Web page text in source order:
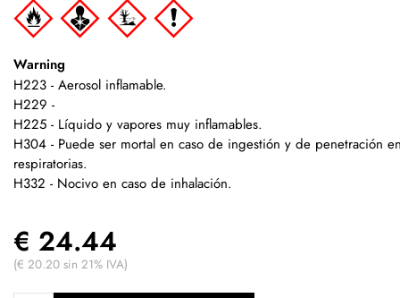
Warning
H223 - Aerosol inflamable.
H229 -
H225 - Líquido y vapores muy inflamables.
H304 - Puede ser mortal en caso de ingestión y de penetración
respiratorias.
H332 - Nocivo en caso de inhalación.
€ 24.44
(€ 20.20 sin 21% IVA)